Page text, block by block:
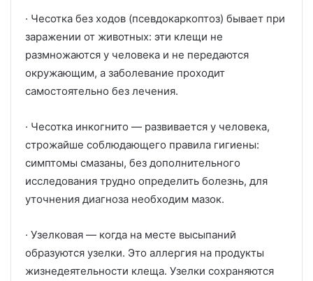
· Чесотка без ходов (псевдокаркоптоз) бывает при
заражении от животных: эти клещи не
размножаются у человека и не передаются
окружающим, а заболевание проходит
самостоятельно без лечения.
· Чесотка инкогнито — развивается у человека,
строжайше соблюдающего правила гигиены:
симптомы смазаны, без дополнительного
исследования трудно определить болезнь, для
уточнения диагноза необходим мазок.
· Узелковая — когда на месте высыпаний
образуются узелки. Это аллергия на продукты
жизнедеятельности клеща. Узелки сохраняются